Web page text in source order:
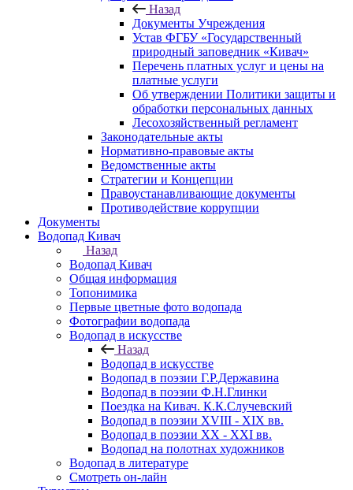
Назад
Документы Учреждения
Устав ФГБУ «Государственный
природный заповедник «Кивач»
Перечень платных услуг и цены на
платные услуги
Об утверждении Политики защиты и
обработки персональных данных
Лесохозяйственный регламент
Законодательные акты
Нормативно-правовые акты
Ведомственные акты
Стратегии и Концепции
Правоустанавливающие документы
Противодействие коррупции
Документы
Водопад Кивач
Назад
Водопад Кивач
Общая информация
Топонимика
Первые цветные фото водопада
Фотографии водопада
Водопад в искусстве
Назад
Водопад в искусстве
Водопад в поэзии Г.Р.Державина
Водопад в поэзии Ф.Н.Глинки
Поездка на Кивач. К.К.Случевский
Водопад в поэзии XVIII - XIX вв.
Водопад в поэзии XX - XXI вв.
Водопад на полотнах художников
Водопад в литературе
Смотреть он-лайн